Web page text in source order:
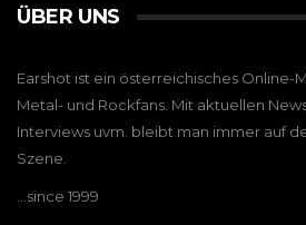
ÜBER UNS
Earshot ist ein österreichisches Online-
Metal- und Rockfans. Mit aktuellen
Interviews uvm. bleibt man immer auf
Szene.
…since 1999